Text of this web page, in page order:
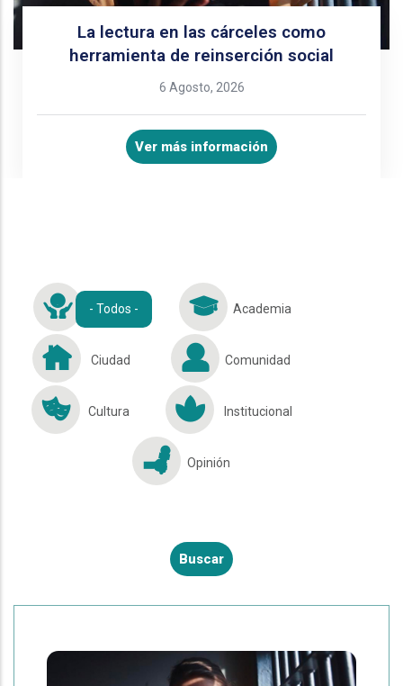
La lectura en las cárceles como
herramienta de reinserción social
6 Agosto, 2026
Ver más información
- Todos - Academia
Ciudad Comunidad
Cultura Institucional
Opinión